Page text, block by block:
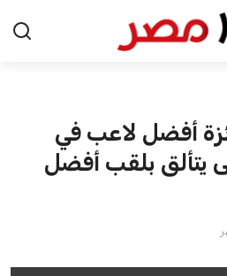
أفضل لاعب في
يتألق بلقب أفضل